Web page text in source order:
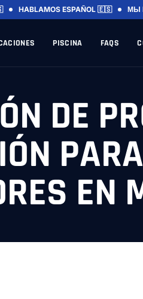
HABLAMOS ESPAÑOL 🇪🇸 МЫ
PISCINA FAQS
DE
EN